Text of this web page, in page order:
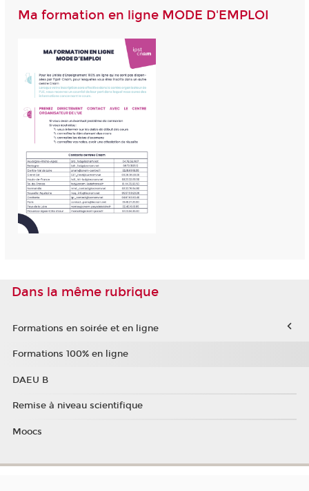
Ma formation en ligne MODE D'EMPLOI
Dans la même rubrique
Formations en soirée et en ligne
Formations 100% en ligne
DAEU B
Remise à niveau scientifique
Moocs